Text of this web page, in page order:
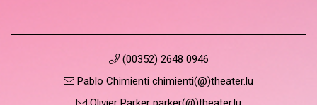
(00352) 2648 0946
Pablo Chimienti chimienti(@)theater.lu